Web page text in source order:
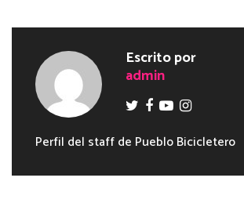
Escrito por
admin
Perfil del staff de Pueblo Bicicletero